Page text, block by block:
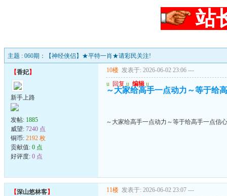
站
主题 : 060期：【神经侠侣】★平特一肖★请彩民关注!
【香妃】
新手上路
发帖: 1885
威望: 7240 点
铜币: 2192 枚
贡献值: 0 点
好评度: 0 点
10楼 发表于: 2026-06-02 23:06 ---
u 回复 u 编辑 u
～大家给高手一点动力～等于给
～大家给高手一点动力～等于给高手一点信
【深山悠林客】 11楼 发表于: 2026-06-02 23:07 ---